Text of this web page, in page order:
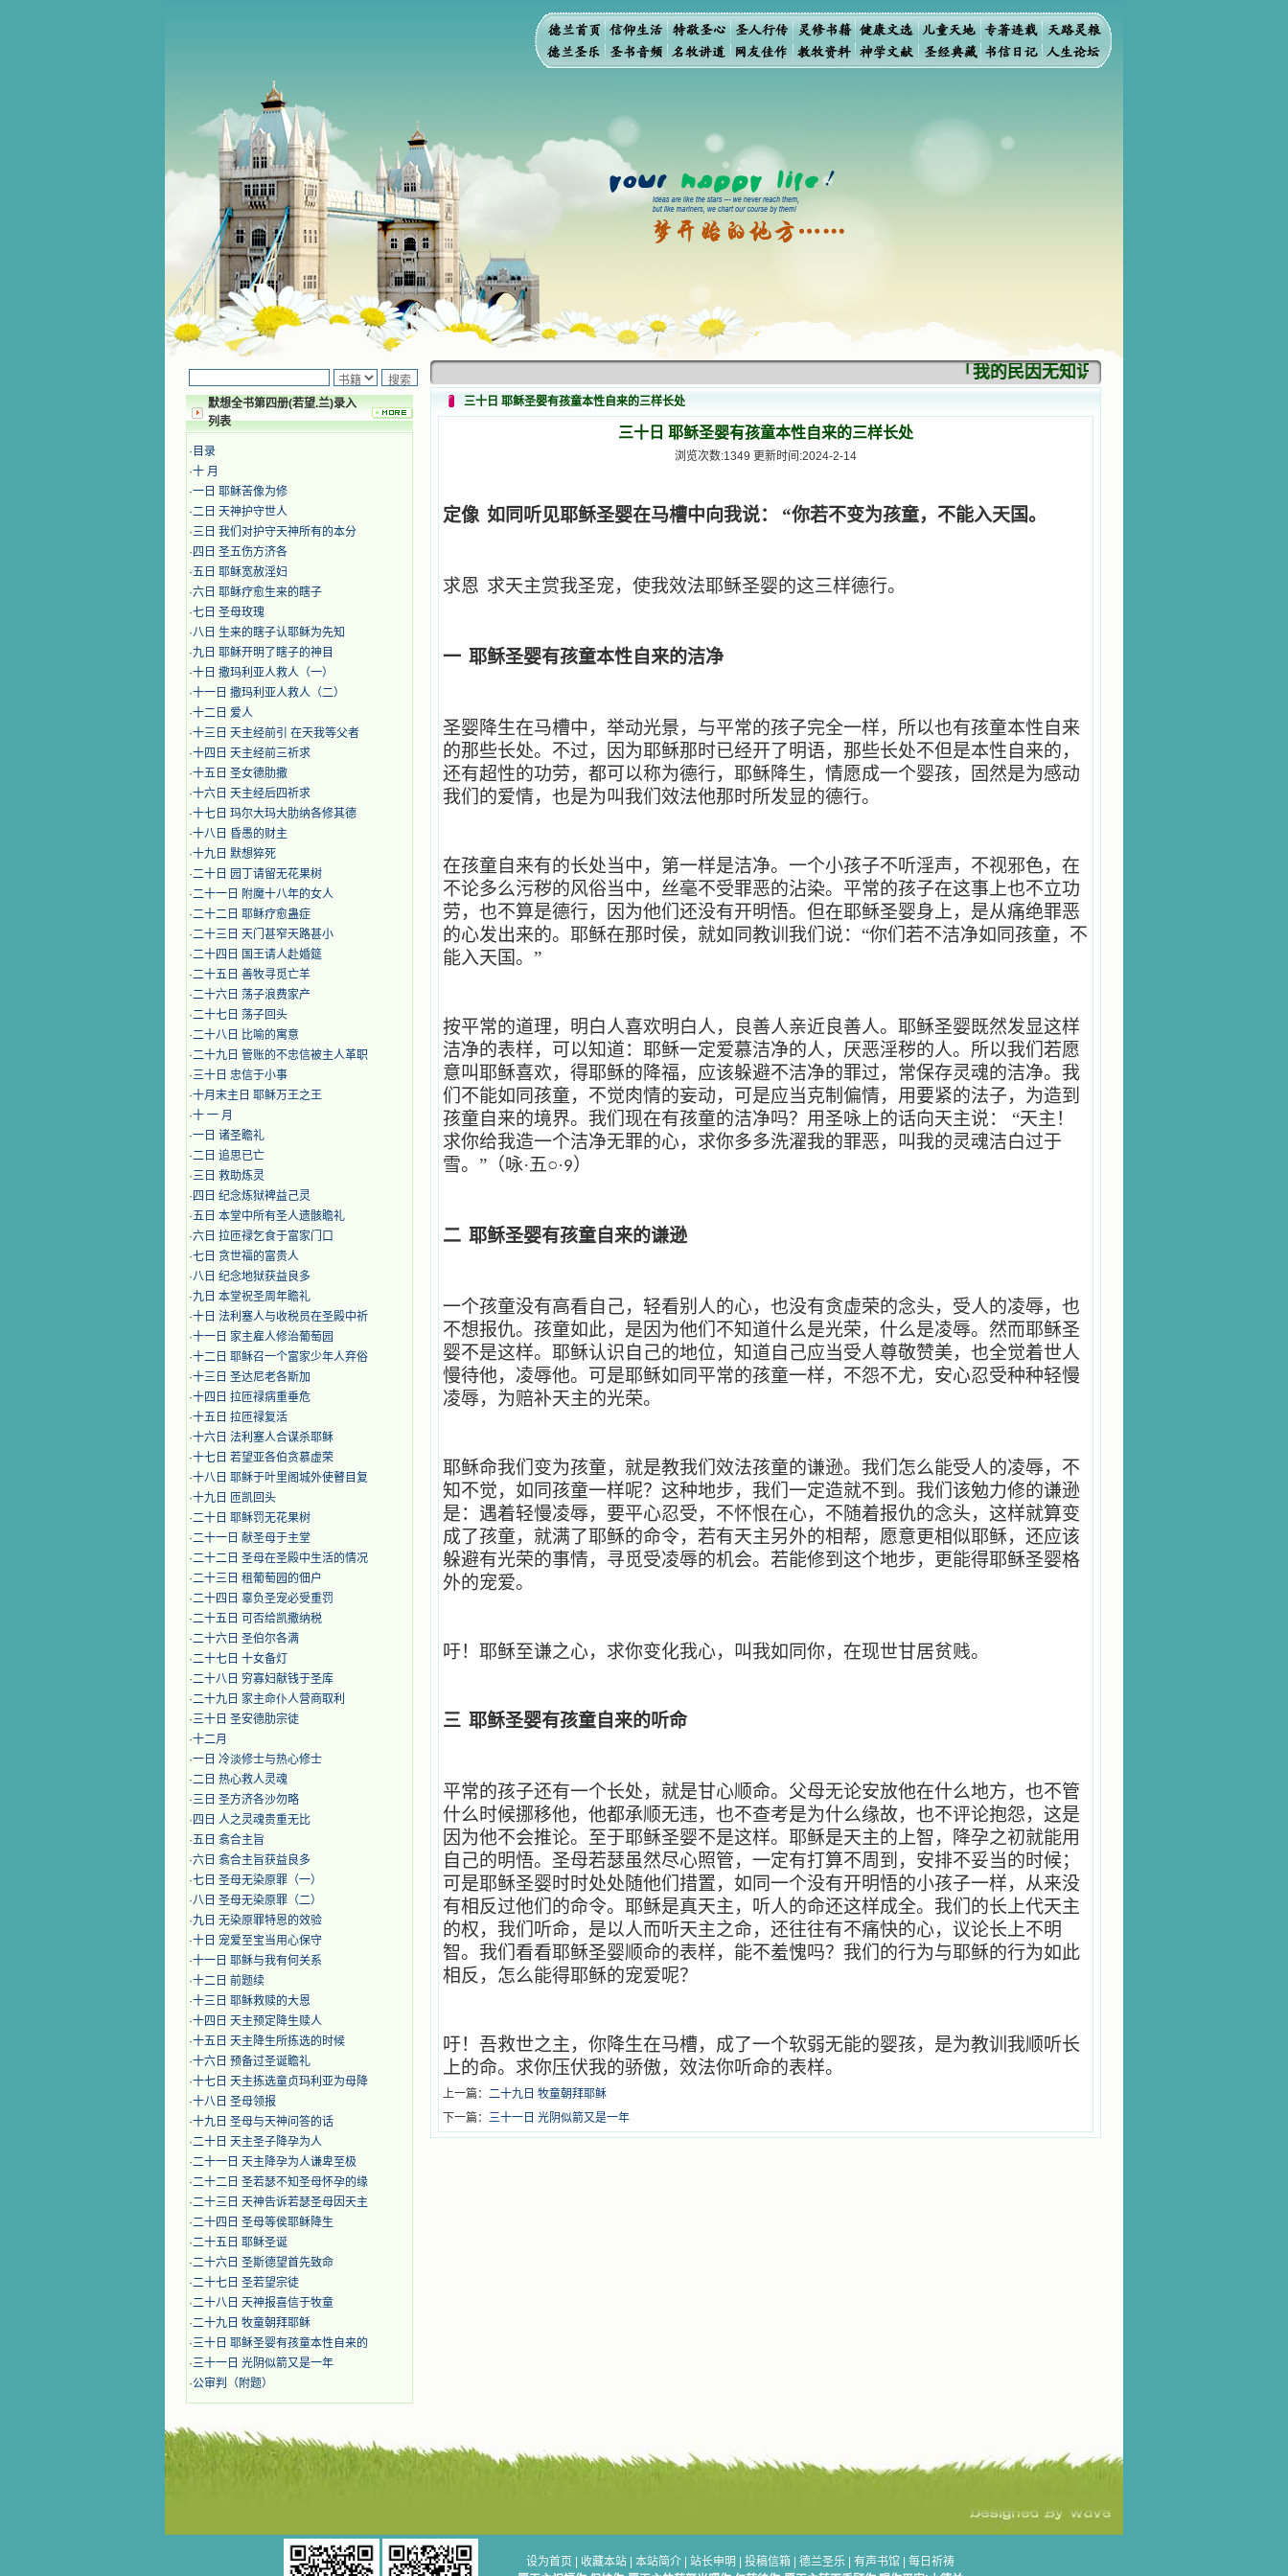
默想全书第四册(若望.兰)录入
列表
· 目录
·十 月
·​​一日 耶稣苦像为修
·二日 天神护守世人
·三日 我们对护守天神所有的本分
· 四日 圣五伤方济各
·五日 耶稣宽赦淫妇
·六日 耶稣疗愈生来的瞎子
·七日 圣母玫瑰
·八日 生来的瞎子认耶稣为先知
·九日 耶稣开明了瞎子的神目
·十日 撒玛利亚人救人（一）
·十一日 撒玛利亚人救人（二）
·十二日 爱人
·十三日 天主经前引 在天我等父者
·十四日 天主经前三祈求
·十五日 圣女德肋撒
·十六日 天主经后四祈求
·十七日 玛尔大玛大肋纳各修其德
·十八日 昏愚的财主
·十九日 默想猝死
·二十日 园丁请留无花果树
·二十一日 附魔十八年的女人
·二十二日 耶稣疗愈蛊症
·二十三日 天门甚窄天路甚小
·二十四日 国王请人赴婚筵
·二十五日 善牧寻觅亡羊
·二十六日 荡子浪费家产
·二十七日 荡子回头
·二十八日 比喻的寓意
·二十九日 管账的不忠信被主人革职
·三十日 忠信于小事
·十月末主日 耶稣万王之王
·十 一 月
·一日 诸圣瞻礼
·二日 追思已亡
·三日 救助炼灵
· 四日 纪念炼狱裨益己灵
·五日 本堂中所有圣人遗骸瞻礼
·六日 拉匝禄乞食于富家门口
·七日 贪世福的富贵人
·八日 纪念地狱获益良多
·九日 本堂祝圣周年瞻礼
·十日 法利塞人与收税员在圣殿中祈
·十一日 家主雇人修治葡萄园
·十二日 耶稣召一个富家少年人弃俗
·十三日 圣达尼老各斯加
·十四日 拉匝禄病重垂危
·十五日 拉匝禄复活
·十六日 法利塞人合谋杀耶稣
·十七日 若望亚各伯贪慕虚荣
·十八日 耶稣于叶里阁城外使瞽目复
·十九日 匝凯回头
·二十日 耶稣罚无花果树
·二十一日 献圣母于主堂
·二十二日 圣母在圣殿中生活的情况
·二十三日 租葡萄园的佃户
·二十四日 辜负圣宠必受重罚
·二十五日 可否给凯撒纳税
·二十六日 圣伯尔各满
·二十七日 十女备灯
·二十八日 穷寡妇献钱于圣库
·二十九日 家主命仆人营商取利
·三十日 圣安德肋宗徒
·十二月
·​一日 冷淡修士与热心修士
·二日 热心救人灵魂
·三日 圣方济各沙勿略
· 四日 人之灵魂贵重无比
·五日 翕合主旨
·六日 翕合主旨获益良多
·七日 圣母无染原罪（一）
·八日 圣母无染原罪（二）
·九日 无染原罪特恩的效验
·十日 宠爱至宝当用心保守
·十一日 耶稣与我有何关系
·十二日 前题续
·十三日 耶稣救赎的大恩
·十四日 天主预定降生赎人
·十五日 天主降生所拣选的时候
·十六日 预备过圣诞瞻礼
·十七日 天主拣选童贞玛利亚为母降
·十八日 圣母领报
·十九日 圣母与天神问答的话
·二十日 天主圣子降孕为人
·二十一日 天主降孕为人谦卑至极
·二十二日 圣若瑟不知圣母怀孕的缘
·二十三日 天神告诉若瑟圣母因天主
·二十四日 圣母等侯耶稣降生
·二十五日 耶稣圣诞
·二十六日 圣斯德望首先致命
·二十七日 圣若望宗徒
·二十八日 天神报喜信于牧童
·二十九日 牧童朝拜耶稣
·三十日 耶稣圣婴有孩童本性自来的
·三十一日 光阴似箭又是一年
·公审判（附题）
「我的民因无知识而灭亡。你弃掉知识，我
三十日 耶稣圣婴有孩童本性自来的三样长处
三十日 耶稣圣婴有孩童本性自来的三样长处
浏览次数:1349 更新时间:2024-2-14
定像 如同听见耶稣圣婴在马槽中向我说： “你若不变为孩童，不能入天国。
求恩 求天主赏我圣宠，使我效法耶稣圣婴的这三样德行。
一 耶稣圣婴有孩童本性自来的洁净
圣婴降生在马槽中，举动光景，与平常的孩子完全一样，所以也有孩童本性自来
的那些长处。不过，因为耶稣那时已经开了明语，那些长处不但是本性自来的，
还有超性的功劳，都可以称为德行，耶稣降生，情愿成一个婴孩，固然是为感动
我们的爱情，也是为叫我们效法他那时所发显的德行。
在孩童自来有的长处当中，第一样是洁净。一个小孩子不听淫声，不视邪色，在
不论多么污秽的风俗当中，丝毫不受罪恶的沾染。平常的孩子在这事上也不立功
劳，也不算是德行，因为他们还没有开明悟。但在耶稣圣婴身上，是从痛绝罪恶
的心发出来的。耶稣在那时侯，就如同教训我们说：“你们若不洁净如同孩童，不
能入天国。”
按平常的道理，明白人喜欢明白人，良善人亲近良善人。耶稣圣婴既然发显这样
洁净的表样，可以知道：耶稣一定爱慕洁净的人，厌恶淫秽的人。所以我们若愿
意叫耶稣喜欢，得耶稣的降福，应该躲避不洁净的罪过，常保存灵魂的洁净。我
们不能如同孩童，不觉肉情的妄动，可是应当克制偏情，用要紧的法子，为造到
孩童自来的境界。我们现在有孩童的洁净吗？用圣咏上的话向天主说：
“天主！
求你给我造一个洁净无罪的心，求你多多洗濯我的罪恶，叫我的灵魂洁白过于
雪。”（咏·五○·9）
二 耶稣圣婴有孩童自来的谦逊
一个孩童没有高看自己，轻看别人的心，也没有贪虚荣的念头，受人的凌辱，也
不想报仇。孩童如此，是因为他们不知道什么是光荣，什么是凌辱。然而耶稣圣
婴不是这样。耶稣认识自己的地位，知道自己应当受人尊敬赞美，也全觉着世人
慢待他，凌辱他。可是耶稣如同平常的孩童一样，不怨不尤，安心忍受种种轻慢
凌辱，为赔补天主的光荣。
耶稣命我们变为孩童，就是教我们效法孩童的谦逊。我们怎么能受人的凌辱，不
知不觉，如同孩童一样呢？这种地步，我们一定造就不到。我们该勉力修的谦逊
是：遇着轻慢凌辱，要平心忍受，不怀恨在心，不随着报仇的念头，这样就算变
成了孩童，就满了耶稣的命令，若有天主另外的相帮，愿意更相似耶稣，还应该
躲避有光荣的事情，寻觅受凌辱的机会。若能修到这个地步，更能得耶稣圣婴格
外的宠爱。
吁！耶稣至谦之心，求你变化我心，叫我如同你，在现世甘居贫贱。
三 耶稣圣婴有孩童自来的听命
平常的孩子还有一个长处，就是甘心顺命。父母无论安放他在什么地方，也不管
什么时候挪移他，他都承顺无违，也不查考是为什么缘故，也不评论抱怨，这是
因为他不会推论。至于耶稣圣婴不是这样。耶稣是天主的上智，降孕之初就能用
自己的明悟。圣母若瑟虽然尽心照管，一定有打算不周到，安排不妥当的时候；
可是耶稣圣婴时时处处随他们措置，如同一个没有开明悟的小孩子一样，从来没
有相反过他们的命令。耶稣是真天主，听人的命还这样成全。我们的长上代天主
的权，我们听命，是以人而听天主之命，还往往有不痛快的心，议论长上不明
智。我们看看耶稣圣婴顺命的表样，能不羞愧吗？我们的行为与耶稣的行为如此
相反，怎么能得耶稣的宠爱呢？
吁！吾救世之主，你降生在马槽，成了一个软弱无能的婴孩，是为教训我顺听长
上的命。求你压伏我的骄傲，效法你听命的表样。
上一篇： 二十九日 牧童朝拜耶稣
下一篇： 三十一日 光阴似箭又是一年
设为首页 收藏本站 本站简介 站长申明 投稿信箱 德兰圣乐 有声书馆
每日祈祷